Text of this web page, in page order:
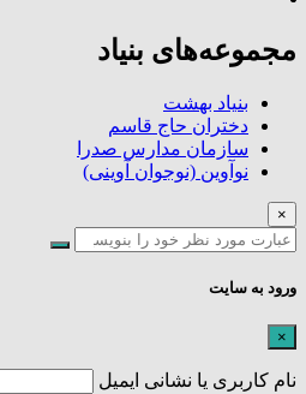
مجموعه‌های بنیاد
بنیاد بهشت
دختران حاج قاسم
سازمان مدارس صدرا
نوآوین (نوجوان آوینی)
×
ورود به سایت
×
نام کاربری یا نشانی ایمیل